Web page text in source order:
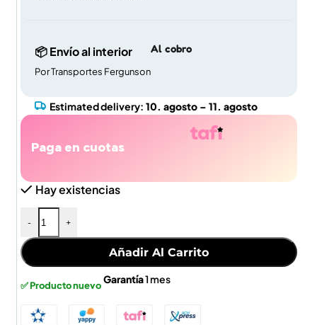
📦 Envío al interior
Por Transportes Fergunson
Al cobro
Estimated delivery: 10. agosto – 11. agosto
Paga en cuotas
Hay existencias
- +
Añadir Al Carrito
✅ Producto nuevoGarantía1 mes